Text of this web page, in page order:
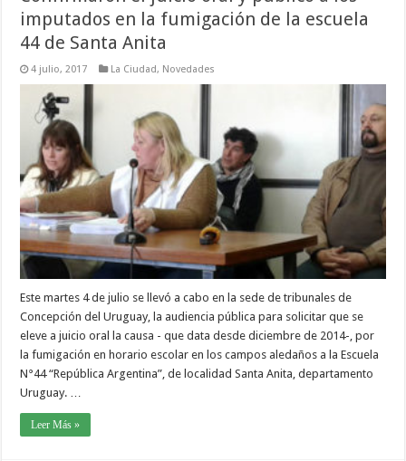
imputados en la fumigación de la escuela
44 de Santa Anita
4 julio, 2017 La Ciudad, Novedades
Este martes 4 de julio se llevó a cabo en la sede de tribunales de
Concepción del Uruguay, la audiencia pública para solicitar que se
eleve a juicio oral la causa - que data desde diciembre de 2014-, por
la fumigación en horario escolar en los campos aledaños a la Escuela
N°44 “República Argentina”, de localidad Santa Anita, departamento
Uruguay. …
Leer Más »